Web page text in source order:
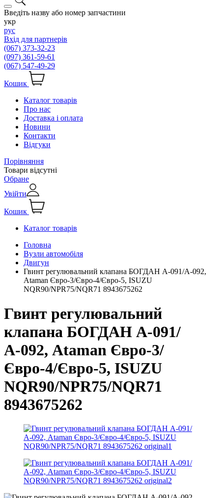
Введіть назву або номер запчастини
укр
рус
Вхід для партнерів
(067) 373-32-23
(097) 361-59-61
(067) 547-49-29
Кошик
Каталог товарів
Про нас
Доставка і оплата
Новини
Контакти
Відгуки
Порівняння
Товари відсутні
Обране
Увійти
Кошик
Каталог товарів
Головна
Вузли автомобіля
Двигун
Гвинт регулювальний клапана БОГДАН А-091/А-092,
Ataman Євро-3/Євро-4/Євро-5, ISUZU
NQR90/NPR75/NQR71 8943675262
Гвинт регулювальний
клапана БОГДАН А-091/
А-092, Ataman Євро-3/
Євро-4/Євро-5, ISUZU
NQR90/NPR75/NQR71
8943675262